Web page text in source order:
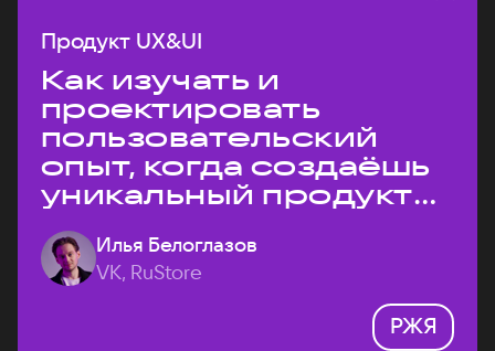
Продукт UX&UI
Как изучать и
проектировать
пользовательский
опыт, когда создаёшь
уникальный продукт
на рынке?
Илья Белоглазов
VK, RuStore
РЖЯ